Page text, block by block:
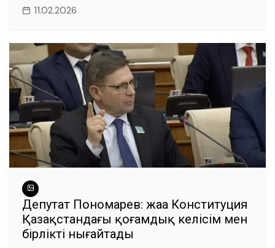
11.02.2026
Депутат Пономарев: жаңа Конституция
Қазақстандағы қоғамдық келісім мен
бірлікті нығайтады